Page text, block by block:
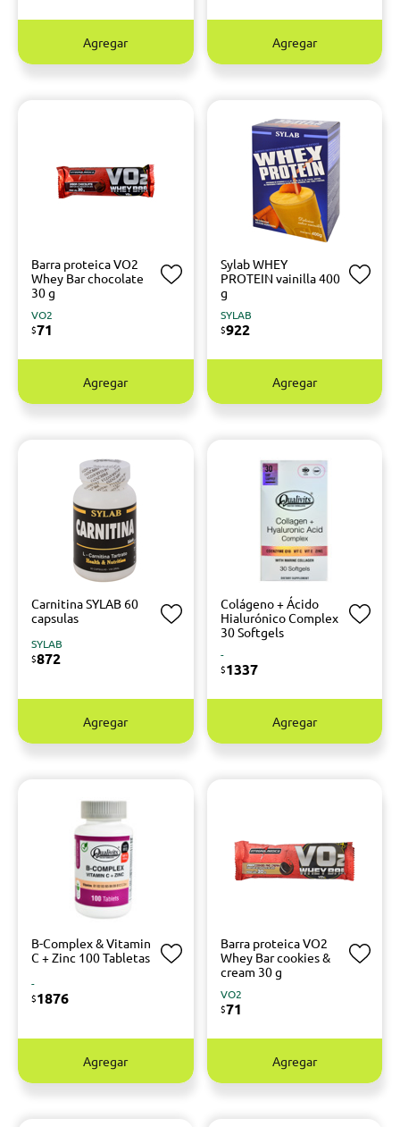
Agregar Agregar
Barra proteica VO2
Whey Bar chocolate
30 g
VO2
$71
Agregar
Sylab WHEY
PROTEIN vainilla 400
g
SYLAB
$922
Agregar
Carnitina SYLAB 60
capsulas
SYLAB
$872
Agregar
Colágeno + Ácido
Hialurónico Complex
30 Softgels
-
$1337
Agregar
B-Complex & Vitamin
C + Zinc 100 Tabletas
-
$1876
Agregar
Barra proteica VO2
Whey Bar cookies &
cream 30 g
VO2
$71
Agregar